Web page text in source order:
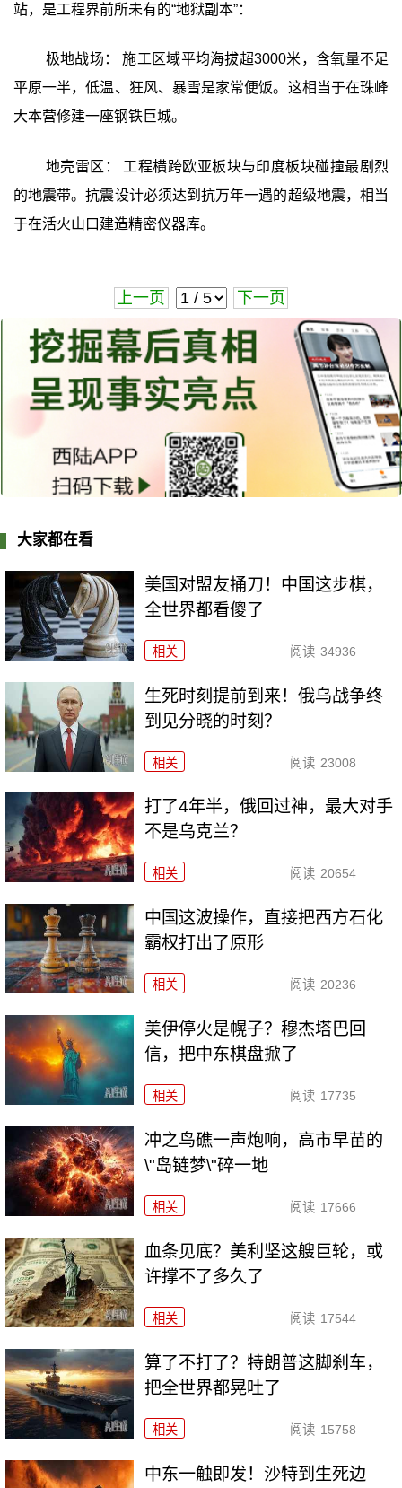
站，是工程界前所未有的“地狱副本”：
极地战场： 施工区域平均海拔超3000米，含氧量不足
平原一半，低温、狂风、暴雪是家常便饭。这相当于在珠峰
大本营修建一座钢铁巨城。
地壳雷区： 工程横跨欧亚板块与印度板块碰撞最剧烈
的地震带。抗震设计必须达到抗万年一遇的超级地震，相当
于在活火山口建造精密仪器库。
上一页 下一页
大家都在看
美国对盟友捅刀！中国这步棋，
全世界都看傻了
相关 阅读 34936
生死时刻提前到来！俄乌战争终
到见分晓的时刻？
相关 阅读 23008
打了4年半，俄回过神，最大对手
不是乌克兰？
相关 阅读 20654
中国这波操作，直接把西方石化
霸权打出了原形
相关 阅读 20236
美伊停火是幌子？穆杰塔巴回
信，把中东棋盘掀了
相关 阅读 17735
冲之鸟礁一声炮响，高市早苗的
\"岛链梦\"碎一地
相关 阅读 17666
血条见底？美利坚这艘巨轮，或
许撑不了多久了
相关 阅读 17544
算了不打了？特朗普这脚刹车，
把全世界都晃吐了
相关 阅读 15758
中东一触即发！沙特到生死边